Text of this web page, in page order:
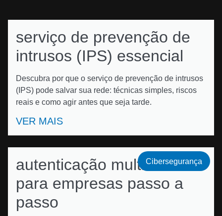
serviço de prevenção de
intrusos (IPS) essencial
Descubra por que o serviço de prevenção de intrusos
(IPS) pode salvar sua rede: técnicas simples, riscos
reais e como agir antes que seja tarde.
VER MAIS
autenticação multifator
para empresas passo a
passo
Cibersegurança